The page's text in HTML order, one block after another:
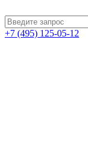
+7 (495) 125-05-12